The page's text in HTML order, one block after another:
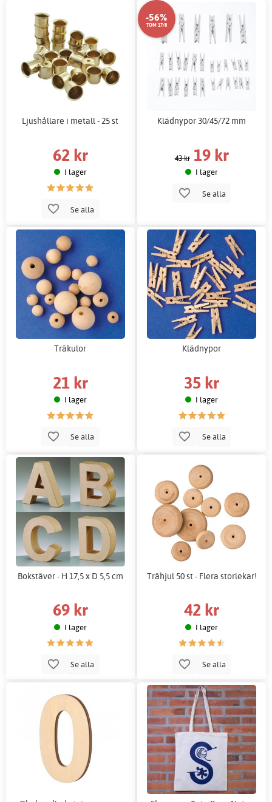
Ljushållare i metall - 25 st
62 kr
I lager
Se alla
-56%
TOM 17/8
Klädnypor 30/45/72 mm
43 kr 19 kr
I lager
Se alla
Träkulor
21 kr
I lager
Se alla
Klädnypor
35 kr
I lager
Se alla
Bokstäver - H 17,5 x D 5,5 cm
69 kr
I lager
Se alla
Trähjul 50 st - Flera storlekar!
42 kr
I lager
Se alla